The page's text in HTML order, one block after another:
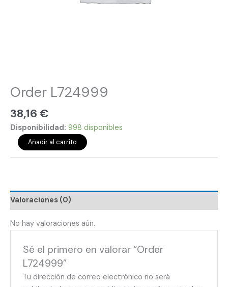
Order L724999
38,16 €
Disponibilidad: 998 disponibles
Añadir al carrito
Valoraciones (0)
No hay valoraciones aún.
Sé el primero en valorar “Order
L724999”
Tu dirección de correo electrónico no será